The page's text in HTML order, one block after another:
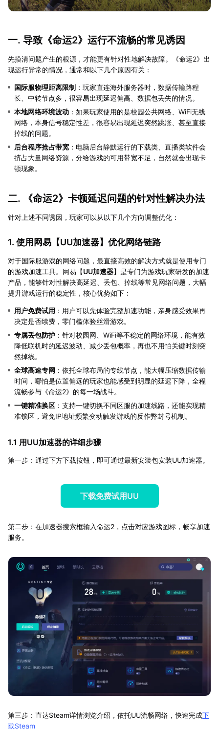
一. 导致《命运2》运行不流畅的常见诱因
先摸清问题产生的根源，才能更有针对性地解决故障。《命运2》出
现运行异常的情况，通常和以下几个原因有关：
国际服物理距离限制 ：玩家直连海外服务器时，数据传输路程
长、中转节点多，很容易出现延迟偏高、数据包丢失的情况。
本地网络环境波动 ：如果玩家使用的是校园公共网络、WiFi无线
网络，本身信号稳定性差，很容易出现延迟突然跳涨、甚至直接
掉线的问题。
后台程序抢占带宽 ：电脑后台静默运行的下载类、直播类软件会
挤占大量网络资源，分给游戏的可用带宽不足，自然就会出现卡
顿现象。
二. 《命运2》卡顿延迟问题的针对性解决办法
针对上述不同诱因，玩家可以从以下几个方向调整优化：
1. 使用网易【UU加速器】优化网络链路
对于国际服游戏的网络问题，最直接高效的解决方式就是使用专门
的游戏加速工具。网易【UU加速器】是专门为游戏玩家研发的加速
产品，能够针对性解决高延迟、丢包、掉线等常见网络问题，大幅
提升游戏运行的稳定性，核心优势如下：
用户免费试用 ：用户可以先体验完整加速功能，亲身感受效果再
决定是否续费，零门槛体验丝滑游戏。
专属丢包防护 ：针对校园网、WiFi等不稳定的网络环境，能有效
降低联机时的延迟波动、减少丢包概率，再也不用怕关键时刻突
然掉线。
全球高速专网 ：依托全球布局的专线节点，能大幅压缩数据传输
时间，哪怕是位置偏远的玩家也能感受到明显的延迟下降，全程
流畅参与《命运2》的每一场战斗。
一键精准换区 ：支持一键切换不同区服的加速线路，还能实现精
准锁区，避免IP地址频繁变动触发游戏的反作弊封号机制。
1.1 用UU加速器的详细步骤
第一步：通过下方下载按钮，即可通过最新安装包安装UU加速器。
下载免费试用UU
第二步：在加速器搜索框输入命运2，点击对应游戏图标，畅享加速
服务。
第三步：直达Steam详情浏览介绍，依托UU流畅网络，快速完成下
载Steam